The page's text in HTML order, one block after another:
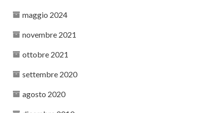
maggio 2024
novembre 2021
ottobre 2021
settembre 2020
agosto 2020